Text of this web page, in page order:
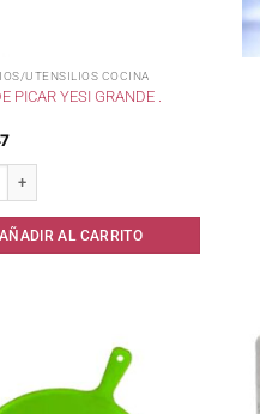
UTENSILIOS COCINA
PICAR YESI GRANDE .
Yesi grande . cantidad
AÑADIR AL CARRITO